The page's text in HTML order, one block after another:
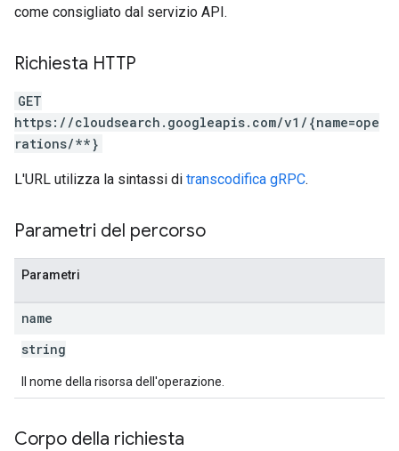
come consigliato dal servizio API.
Richiesta HTTP
GET
https://cloudsearch.googleapis.com/v1/{name=ope
rations/**}
L'URL utilizza la sintassi di transcodifica gRPC.
Parametri del percorso
Parametri
name
string
Il nome della risorsa dell'operazione.
Corpo della richiesta